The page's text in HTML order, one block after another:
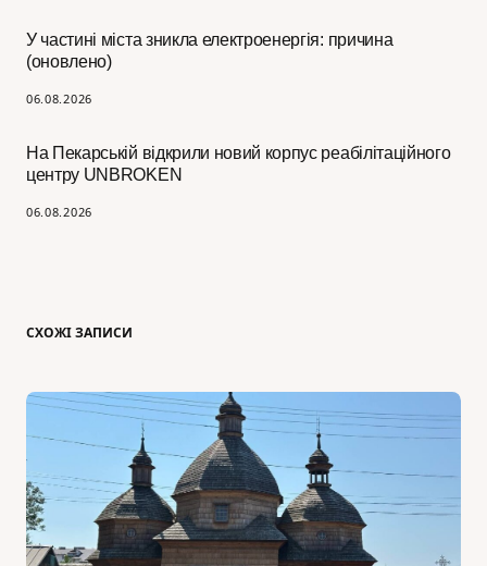
У частині міста зникла електроенергія: причина
(оновлено)
06.08.2026
На Пекарській відкрили новий корпус реабілітаційного
центру UNBROKEN
06.08.2026
СХОЖІ ЗАПИСИ